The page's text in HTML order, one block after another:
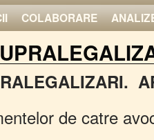
COLABORARE
de catre